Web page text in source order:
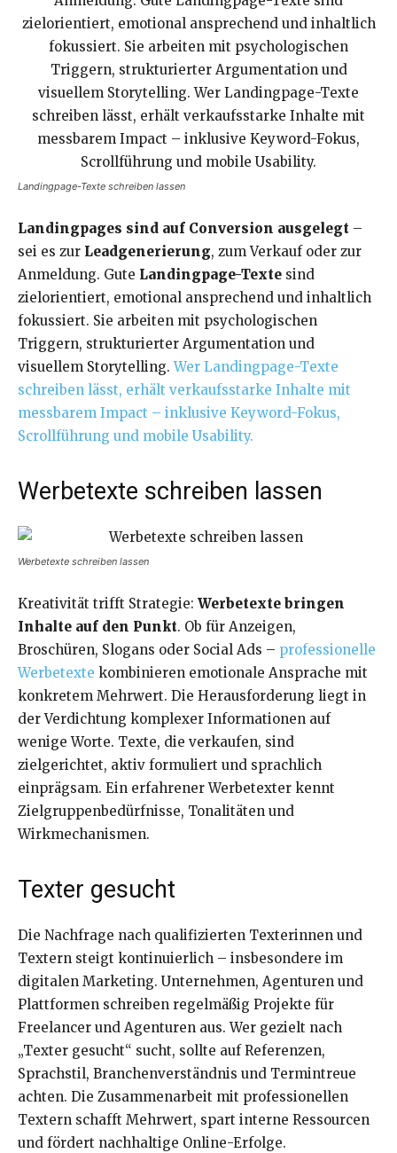
Landingpage-Texte schreiben lassen
Landingpages sind auf Conversion ausgelegt –
sei es zur Leadgenerierung, zum Verkauf oder zur
Anmeldung. Gute Landingpage-Texte sind
zielorientiert, emotional ansprechend und inhaltlich
fokussiert. Sie arbeiten mit psychologischen
Triggern, strukturierter Argumentation und
visuellem Storytelling.Wer Landingpage-Texte
schreiben lässt, erhält verkaufsstarke Inhalte mit
messbarem Impact – inklusive Keyword-Fokus,
Scrollführung und mobile Usability.
Werbetexte schreiben lassen
Werbetexte schreiben lassen
Kreativität trifft Strategie: Werbetexte bringen
Inhalte auf den Punkt. Ob für Anzeigen,
Broschüren, Slogans oder Social Ads – professionelle
Werbetexte kombinieren emotionale Ansprache mit
konkretem Mehrwert. Die Herausforderung liegt in
der Verdichtung komplexer Informationen auf
wenige Worte. Texte, die verkaufen, sind
zielgerichtet, aktiv formuliert und sprachlich
einprägsam. Ein erfahrener Werbetexter kennt
Zielgruppenbedürfnisse, Tonalitäten und
Wirkmechanismen.
Texter gesucht
Die Nachfrage nach qualifizierten Texterinnen und
Textern steigt kontinuierlich – insbesondere im
digitalen Marketing. Unternehmen, Agenturen und
Plattformen schreiben regelmäßig Projekte für
Freelancer und Agenturen aus. Wer gezielt nach
„Texter gesucht“ sucht, sollte auf Referenzen,
Sprachstil, Branchenverständnis und Termintreue
achten. Die Zusammenarbeit mit professionellen
Textern schafft Mehrwert, spart interne Ressourcen
und fördert nachhaltige Online-Erfolge.